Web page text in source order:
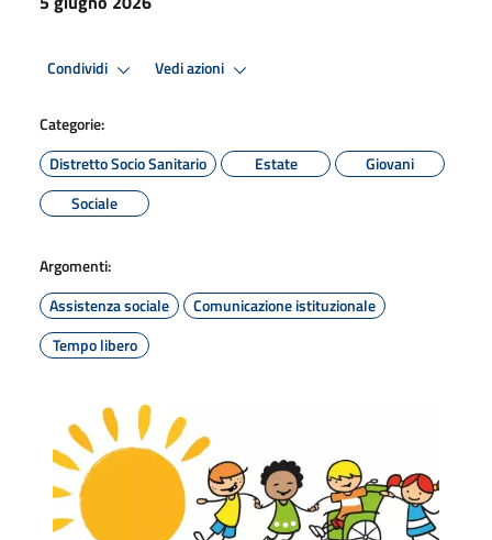
Condividi Vedi azioni
Categorie:
Distretto Socio Sanitario
Estate
Giovani
Sociale
Argomenti:
Assistenza sociale
Comunicazione istituzionale
Tempo libero